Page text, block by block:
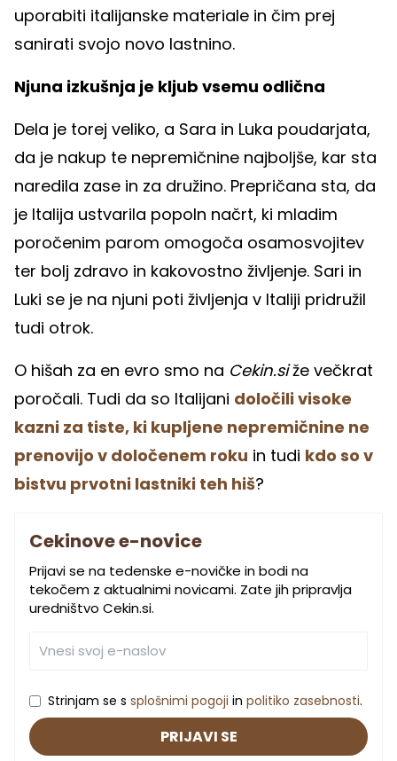
uporabiti italijanske materiale in čim prej
sanirati svojo novo lastnino.
Njuna izkušnja je kljub vsemu odlična
Dela je torej veliko, a Sara in Luka poudarjata,
da je nakup te nepremičnine najboljše, kar sta
naredila zase in za družino. Prepričana sta, da
je Italija ustvarila popoln načrt, ki mladim
poročenim parom omogoča osamosvojitev
ter bolj zdravo in kakovostno življenje. Sari in
Luki se je na njuni poti življenja v Italiji pridružil
tudi otrok.
O hišah za en evro smo na Cekin.siže večkrat
poročali. Tudi da so Italijani določili visoke
kazni za tiste, ki kupljene nepremičnine ne
prenovijo v določenem roku in tudi kdo so v
bistvu prvotni lastniki teh hiš?
Cekinove e-novice
Prijavi se na tedenske e-novičke in bodi na
tekočem z aktualnimi novicami. Zate jih pripravlja
uredništvo Cekin.si.
Strinjam se s splošnimi pogoji in politiko zasebnosti.
PRIJAVI SE